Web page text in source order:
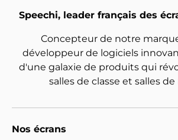
Speechi, leader français des
Concepteur de notre
développeur de logiciels
d'une galaxie de produits qui
salles de classe et salles
Nos écrans